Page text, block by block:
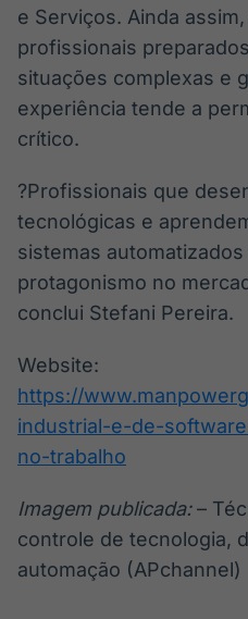
e Serviços. Ainda
profissionais
situações complexas e
experiência tende a
crítico.
?Profissionais que
tecnológicas e
sistemas
protagonismo no
conclui Stefani Pereira.
Website:
https://
industrial-e-de-
no-trabalho
Imagem publicada:–
controle de tecnologia,
automação (APchannel)